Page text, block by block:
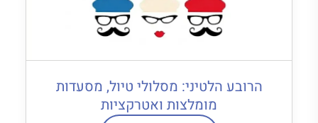
הרובע הלטיני: מסלולי טיול, מסעדות
מומלצות ואטרקציות